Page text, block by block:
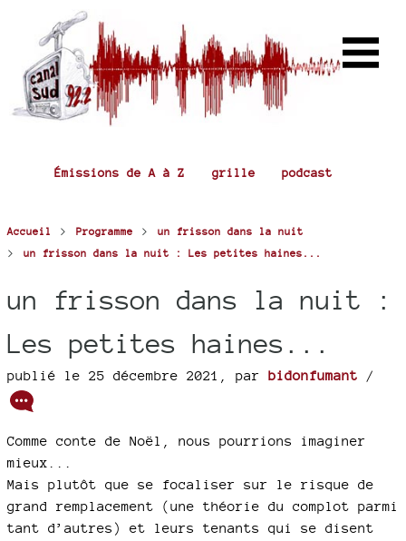
Émissions de A à Z grille podcast
Accueil > Programme > un frisson dans la nuit
> un frisson dans la nuit : Les petites haines...
un frisson dans la nuit :
Les petites haines...
publié le 25 décembre 2021 par bidonfumant /
Comme conte de Noël, nous pourrions imaginer
mieux...
Mais plutôt que se focaliser sur le risque de
grand remplacement (une théorie du complot parmi
tant d’autres) et leurs tenants qui se disent